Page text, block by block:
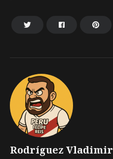
Rodríguez Vladimir